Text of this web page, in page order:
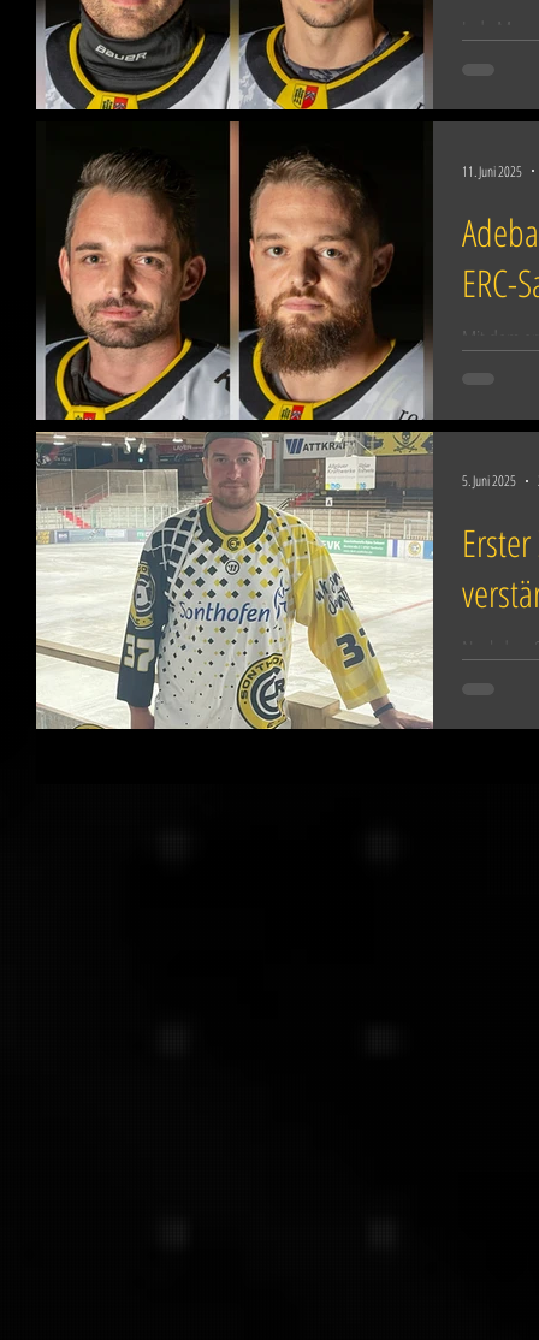
Jede
ERC-
Mit dem
11. Juni 2025
Nachdem
5. Juni 2025